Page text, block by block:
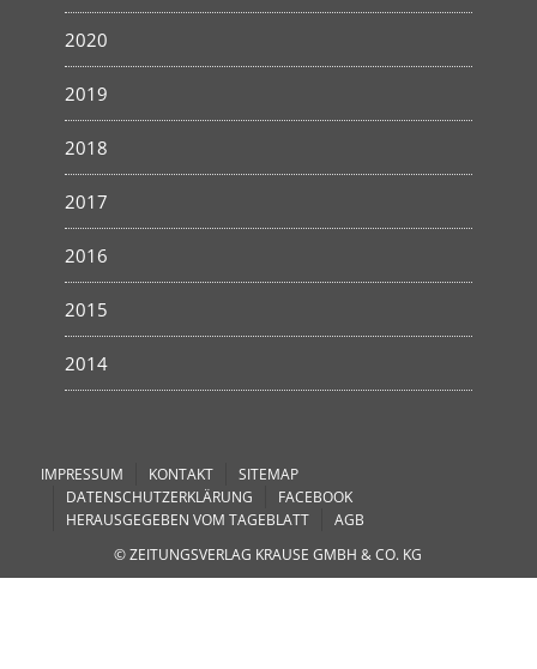
2020
2019
2018
2017
2016
2015
2014
IMPRESSUM KONTAKT
SITEMAP
DATENSCHUTZERKLÄRUNG
FACEBOOK
HERAUSGEGEBEN VOM TAGEBLATT
AGB
© ZEITUNGSVERLAG KRAUSE GMBH & CO. KG